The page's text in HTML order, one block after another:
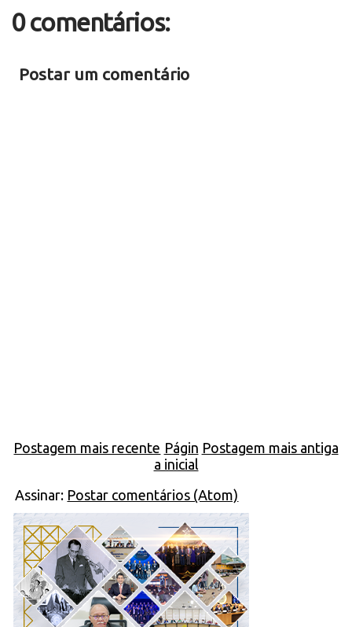
0 comentários:
Postar um comentário
Postagem mais recente Postagem mais antiga
Págin
a inicial
Assinar: Postar comentários (Atom)